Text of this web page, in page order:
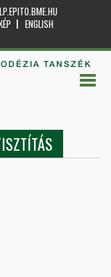
ENGLISH
TANSZÉK